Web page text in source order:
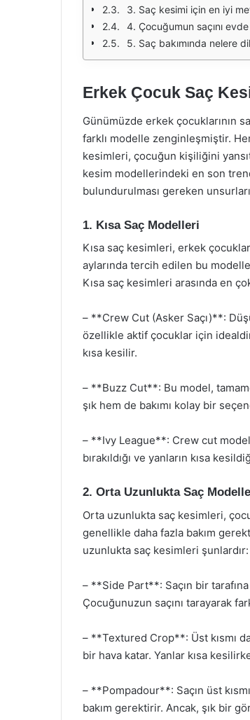
3. Saç kesimi için en iyi
4. Çocuğumun saçını
5. Saç bakımında nelere
Erkek Çocuk Saç
Günümüzde erkek çocuklarının
farklı modelle zenginleşmiştir.
kesimleri, çocuğun kişiliğini
kesim modellerindeki en son
bulundurulması gereken
1. Kısa Saç Modelleri
Kısa saç kesimleri, erkek
aylarında tercih edilen bu
Kısa saç kesimleri arasında en
– **Crew Cut (Asker Saçı)**:
özellikle aktif çocuklar için idealdir.
kısa kesilir.
– **Buzz Cut**: Bu model,
şık hem de bakımı kolay bir
– **Ivy League**: Crew cut
bırakıldığı ve yanların kısa
2. Orta Uzunlukta Saç
Orta uzunlukta saç kesimleri,
genellikle daha fazla bakım
uzunlukta saç kesimleri şunlardır:
– **Side Part**: Saçın bir
Çocuğunuzun saçını tarayarak
– **Textured Crop**: Üst kısmı
bir hava katar. Yanlar kısa
– **Pompadour**: Saçın üst
bakım gerektirir. Ancak, şık bir